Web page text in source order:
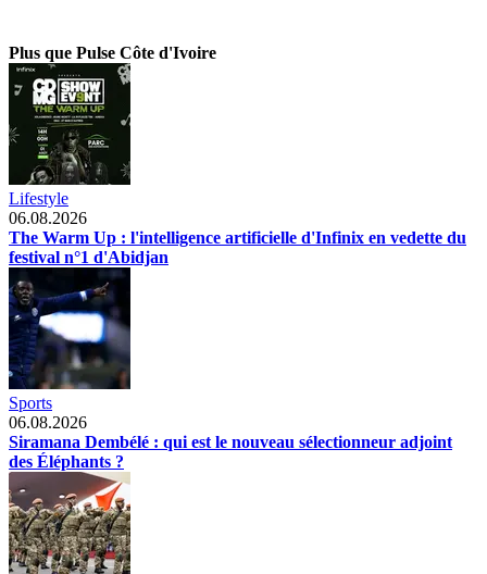
Plus que Pulse Côte d'Ivoire
Lifestyle
06.08.2026
The Warm Up : l'intelligence artificielle d'Infinix en vedette du
festival n°1 d'Abidjan
Sports
06.08.2026
Siramana Dembélé : qui est le nouveau sélectionneur adjoint
des Éléphants ?